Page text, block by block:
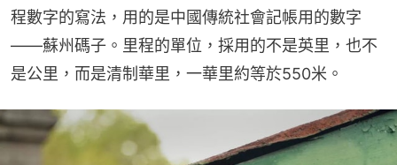
程數字的寫法，用的是中國傳統社會記帳用的數字
——蘇州碼子。里程的單位，採用的不是英里，也不
是公里，而是清制華里，一華里約等於550米。